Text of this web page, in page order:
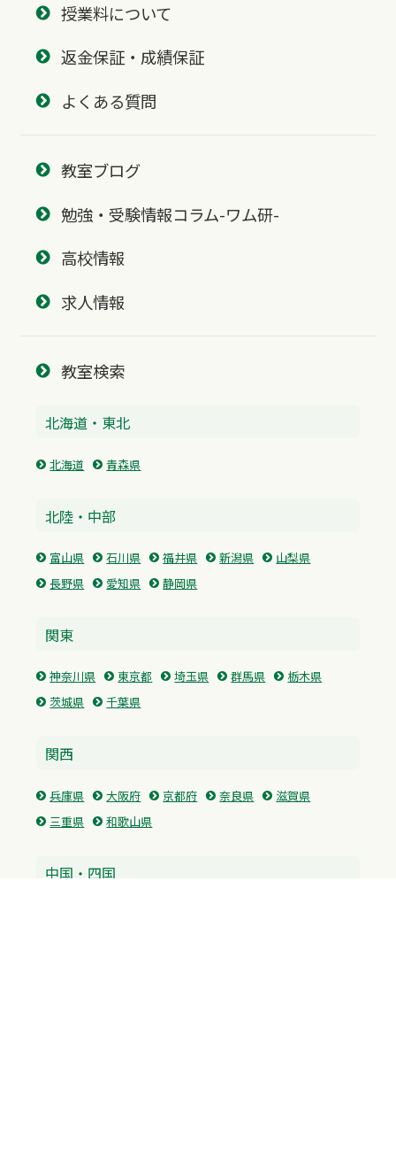
授業料について
返金保証・成績保証
よくある質問
教室ブログ
勉強・受験情報コラム-ワム研-
高校情報
求人情報
教室検索
北海道・東北
北海道 青森県
北陸・中部
富山県 石川県 福井県 新潟県
山梨県
長野県
愛知県 静岡県
関東
神奈川県 東京都 埼玉県 群馬県
栃木県
茨城県
千葉県
関西
兵庫県 大阪府 京都府 奈良県
滋賀県
三重県
和歌山県
中国・四国